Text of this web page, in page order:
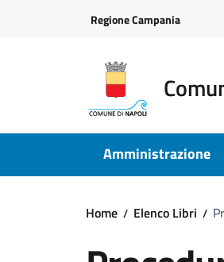
Regione Campania
Amministrazione
Home Elenco Libri